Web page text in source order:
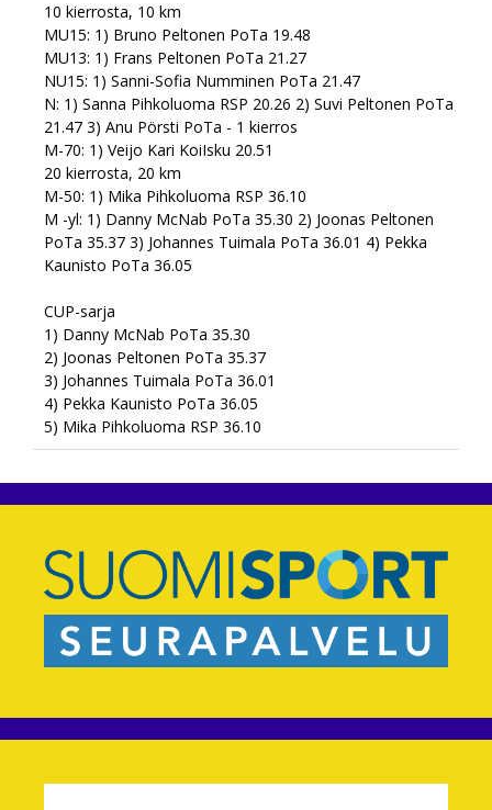
10 kierrosta, 10 km
MU15: 1) Bruno Peltonen PoTa 19.48
MU13: 1) Frans Peltonen PoTa 21.27
NU15: 1) Sanni-Sofia Numminen PoTa 21.47
N: 1) Sanna Pihkoluoma RSP 20.26 2) Suvi Peltonen PoTa
21.47 3) Anu Pörsti PoTa - 1 kierros
M-70: 1) Veijo Kari KoiIsku 20.51
20 kierrosta, 20 km
M-50: 1) Mika Pihkoluoma RSP 36.10
M -yl: 1) Danny McNab PoTa 35.30 2) Joonas Peltonen
PoTa 35.37 3) Johannes Tuimala PoTa 36.01 4) Pekka
Kaunisto PoTa 36.05
CUP-sarja
1) Danny McNab PoTa 35.30
2) Joonas Peltonen PoTa 35.37
3) Johannes Tuimala PoTa 36.01
4) Pekka Kaunisto PoTa 36.05
5) Mika Pihkoluoma RSP 36.10